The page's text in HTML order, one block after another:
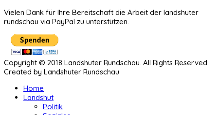
Vielen Dank für Ihre Bereitschaft die Arbeit der landshuter
rundschau via PayPal zu unterstützen.
Copyright © 2018 Landshuter Rundschau. All Rights Reserved.
Created by Landshuter Rundschau
Home
Landshut
Politik